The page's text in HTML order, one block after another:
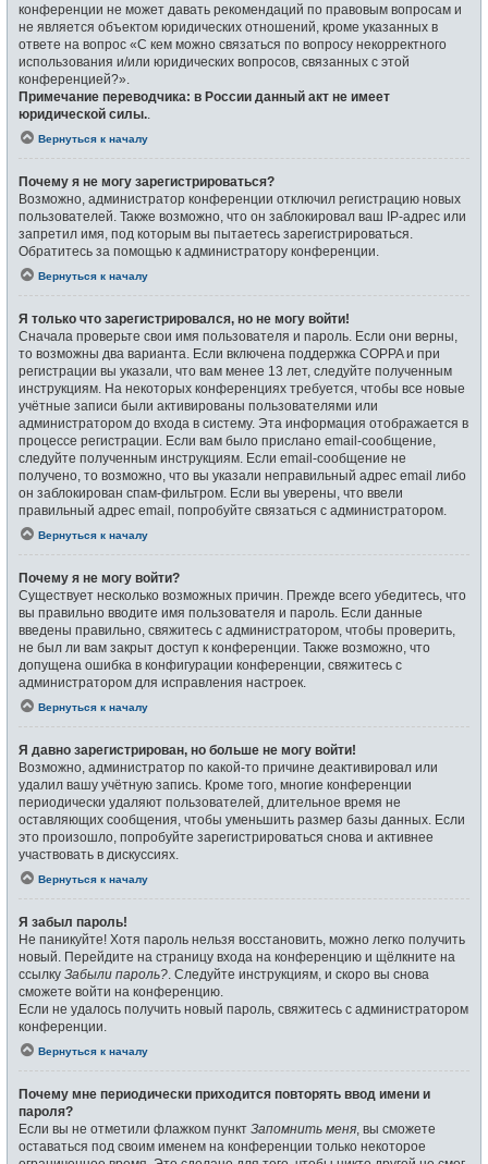
конференции не может давать рекомендаций по правовым вопросам и
не является объектом юридических отношений, кроме указанных в
ответе на вопрос «С кем можно связаться по вопросу некорректного
использования и/или юридических вопросов, связанных с этой
конференцией?».
Примечание переводчика: в России данный акт не имеет
юридической силы.
Вернуться к началу
Почему я не могу зарегистрироваться?
Возможно, администратор конференции отключил регистрацию новых
пользователей. Также возможно, что он заблокировал ваш IP-адрес или
запретил имя, под которым вы пытаетесь зарегистрироваться.
Обратитесь за помощью к администратору конференции.
Вернуться к началу
Я только что зарегистрировался, но не могу войти!
Сначала проверьте свои имя пользователя и пароль. Если они верны,
то возможны два варианта. Если включена поддержка COPPA и при
регистрации вы указали, что вам менее 13 лет, следуйте полученным
инструкциям. На некоторых конференциях требуется, чтобы все новые
учётные записи были активированы пользователями или
администратором до входа в систему. Эта информация отображается в
процессе регистрации. Если вам было прислано email-сообщение,
следуйте полученным инструкциям. Если email-сообщение не
получено, то возможно, что вы указали неправильный адрес email либо
он заблокирован спам-фильтром. Если вы уверены, что ввели
правильный адрес email, попробуйте связаться с администратором.
Вернуться к началу
Почему я не могу войти?
Существует несколько возможных причин. Прежде всего убедитесь, что
вы правильно вводите имя пользователя и пароль. Если данные
введены правильно, свяжитесь с администратором, чтобы проверить,
не был ли вам закрыт доступ к конференции. Также возможно, что
допущена ошибка в конфигурации конференции, свяжитесь с
администратором для исправления настроек.
Вернуться к началу
Я давно зарегистрирован, но больше не могу войти!
Возможно, администратор по какой-то причине деактивировал или
удалил вашу учётную запись. Кроме того, многие конференции
периодически удаляют пользователей, длительное время не
оставляющих сообщения, чтобы уменьшить размер базы данных. Если
это произошло, попробуйте зарегистрироваться снова и активнее
участвовать в дискуссиях.
Вернуться к началу
Я забыл пароль!
Не паникуйте! Хотя пароль нельзя восстановить, можно легко получить
новый. Перейдите на страницу входа на конференцию и щёлкните на
ссылку Забыли пароль? . Следуйте инструкциям, и скоро вы снова
сможете войти на конференцию.
Если не удалось получить новый пароль, свяжитесь с администратором
конференции.
Вернуться к началу
Почему мне периодически приходится повторять ввод имени и
пароля?
Если вы не отметили флажком пункт Запомнить меня , вы сможете
оставаться под своим именем на конференции только некоторое